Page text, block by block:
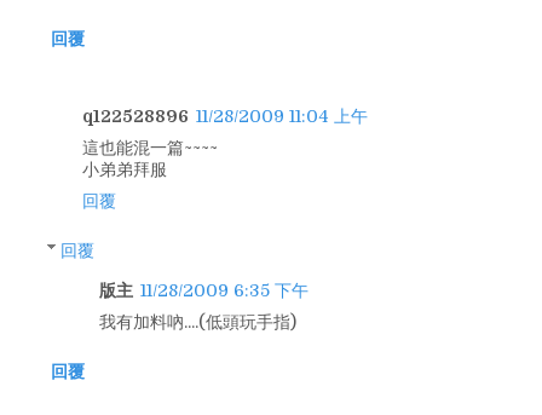
回覆
q122528896 11/28/2009 11:04 上午
這也能混一篇~~~~
小弟弟拜服
回覆
回覆
版主 11/28/2009 6:35 下午
我有加料吶....(低頭玩手指)
回覆